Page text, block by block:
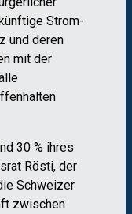
Strom-
und deren
mit der
30 % ihres
Rösti, der
Schweizer
zwischen